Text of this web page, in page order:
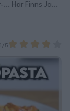
Här Finns Jag
YbViUB
5